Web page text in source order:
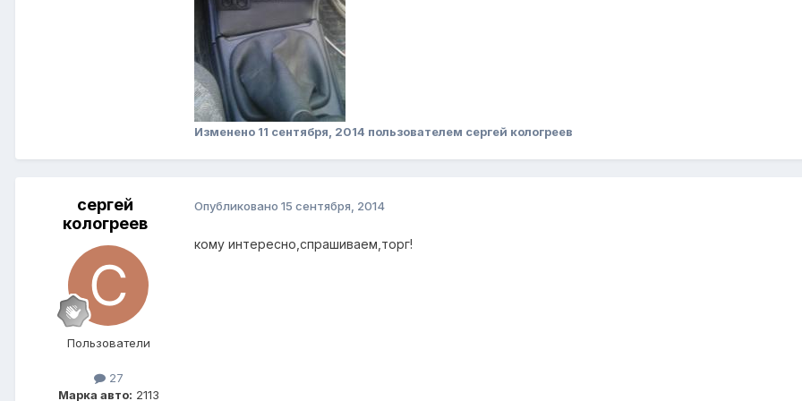
Изменено 11 сентября, 2014 пользователем сергей кологреев
сергей
кологреев
Пользователи
27
Марка авто: 2113
Опубликовано 15 сентября, 2014
кому интересно,спрашиваем,торг!